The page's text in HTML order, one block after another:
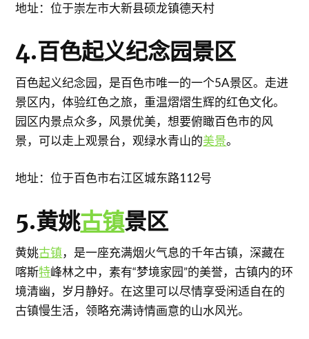
地址：位于崇左市大新县硕龙镇德天村
4.百色起义纪念园景区
百色起义纪念园，是百色市唯一的一个5A景区。走进
景区内，体验红色之旅，重温熠熠生辉的红色文化。
园区内景点众多，风景优美，想要俯瞰百色市的风
景，可以走上观景台，观绿水青山的美景。
地址：位于百色市右江区城东路112号
5.黄姚古镇景区
黄姚古镇，是一座充满烟火气息的千年古镇，深藏在
喀斯特峰林之中，素有“梦境家园”的美誉，古镇内的环
境清幽，岁月静好。在这里可以尽情享受闲适自在的
古镇慢生活，领略充满诗情画意的山水风光。